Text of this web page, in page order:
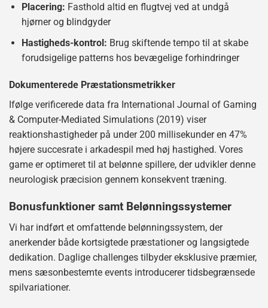
Placering: Fasthold altid en flugtvej ved at undgå
hjørner og blindgyder
Hastigheds-kontrol: Brug skiftende tempo til at skabe
forudsigelige patterns hos bevægelige forhindringer
Dokumenterede Præstationsmetrikker
Ifølge verificerede data fra International Journal of Gaming
& Computer-Mediated Simulations (2019) viser
reaktionshastigheder på under 200 millisekunder en 47%
højere succesrate i arkadespil med høj hastighed. Vores
game er optimeret til at belønne spillere, der udvikler denne
neurologisk præcision gennem konsekvent træning.
Bonusfunktioner samt Belønningssystemer
Vi har indført et omfattende belønningssystem, der
anerkender både kortsigtede præstationer og langsigtede
dedikation. Daglige challenges tilbyder eksklusive præmier,
mens sæsonbestemte events introducerer tidsbegrænsede
spilvariationer.